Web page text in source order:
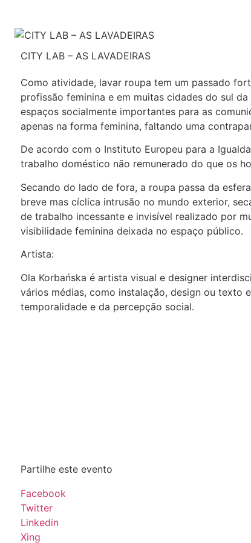
CITY LAB – AS LAVADEIRAS
Como atividade, lavar roupa tem um passado
profissão feminina e em muitas cidades do sul
espaços socialmente importantes para as
apenas na forma feminina, faltando uma
De acordo com o Instituto Europeu para a
trabalho doméstico não remunerado do que os
Secando do lado de fora, a roupa passa da
breve mas cíclica intrusão no mundo exterior,
de trabalho incessante e invisível realizado por
visibilidade feminina deixada no espaço público.
Artista:
Ola Korbańska é artista visual e designer
vários médias, como instalação, design ou texto
temporalidade e da percepção social.
Partilhe este evento
Facebook
Twitter
Linkedin
Xing